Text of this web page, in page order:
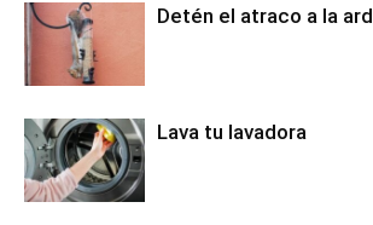
Detén el atraco a la
Lava tu lavadora